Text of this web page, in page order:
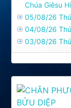
Chúa Giêsu
05/08/26
04/08/26
03/08/26